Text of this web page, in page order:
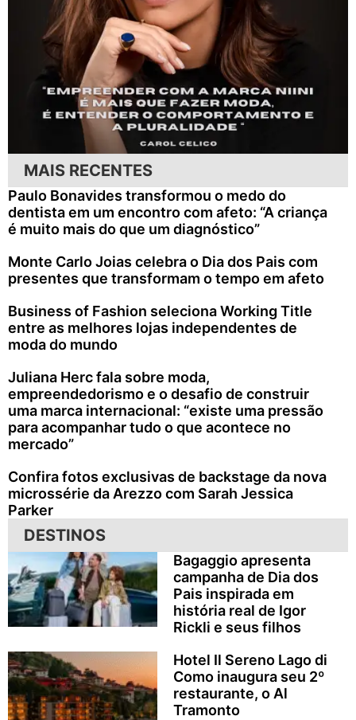
MAIS RECENTES
Paulo Bonavides transformou o medo do
dentista em um encontro com afeto: “A criança
é muito mais do que um diagnóstico”
Monte Carlo Joias celebra o Dia dos Pais com
presentes que transformam o tempo em afeto
Business of Fashion seleciona Working Title
entre as melhores lojas independentes de
moda do mundo
Juliana Herc fala sobre moda,
empreendedorismo e o desafio de construir
uma marca internacional: “existe uma pressão
para acompanhar tudo o que acontece no
mercado”
Confira fotos exclusivas de backstage da nova
microssérie da Arezzo com Sarah Jessica
Parker
DESTINOS
Bagaggio apresenta
campanha de Dia dos
Pais inspirada em
história real de Igor
Rickli e seus filhos
Hotel Il Sereno Lago di
Como inaugura seu 2º
restaurante, o Al
Tramonto